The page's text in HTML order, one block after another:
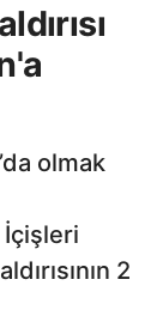
olmak
İçişleri
2